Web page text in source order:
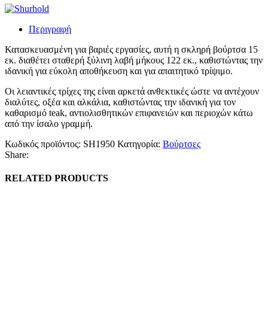
Περιγραφή
Κατασκευασμένη για βαριές εργασίες, αυτή η σκληρή βούρτσα 15
εκ. διαθέτει σταθερή ξύλινη λαβή μήκους 122 εκ., καθιστώντας την
ιδανική για εύκολη αποθήκευση και για απαιτητικό τρίψιμο.
Οι λειαντικές τρίχες της είναι αρκετά ανθεκτικές ώστε να αντέχουν
διαλύτες, οξέα και αλκάλια, καθιστώντας την ιδανική για τον
καθαρισμό teak, αντιολισθητικών επιφανειών και περιοχών κάτω
από την ίσαλο γραμμή.
Κωδικός προϊόντος: SH1950 Κατηγορία: Βούρτσες
Share:
RELATED PRODUCTS